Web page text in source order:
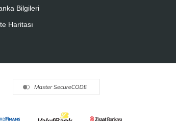
Bilgileri
Haritası